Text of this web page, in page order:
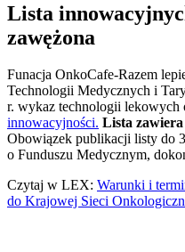
Lista
zawężona
Funacja OnkoCafe-Razem
Technologii Medycznych i
r. wykaz technologii lekowych
innowacyjności. Lista
Obowiązek publikacji listy do
o Funduszu Medycznym,
Czytaj w LEX: Warunki i
do Krajowej Sieci